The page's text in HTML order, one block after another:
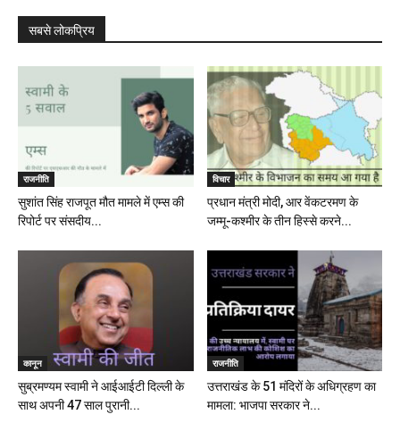
सबसे लोकप्रिय
राजनीति
सुशांत सिंह राजपूत मौत मामले में एम्स की
रिपोर्ट पर संसदीय...
विचार
प्रधान मंत्री मोदी, आर वेंकटरमण के
जम्मू-कश्मीर के तीन हिस्से करने...
कानून
सुब्रमण्यम स्वामी ने आईआईटी दिल्ली के
साथ अपनी 47 साल पुरानी...
राजनीति
उत्तराखंड के 51 मंदिरों के अधिग्रहण का
मामला: भाजपा सरकार ने...